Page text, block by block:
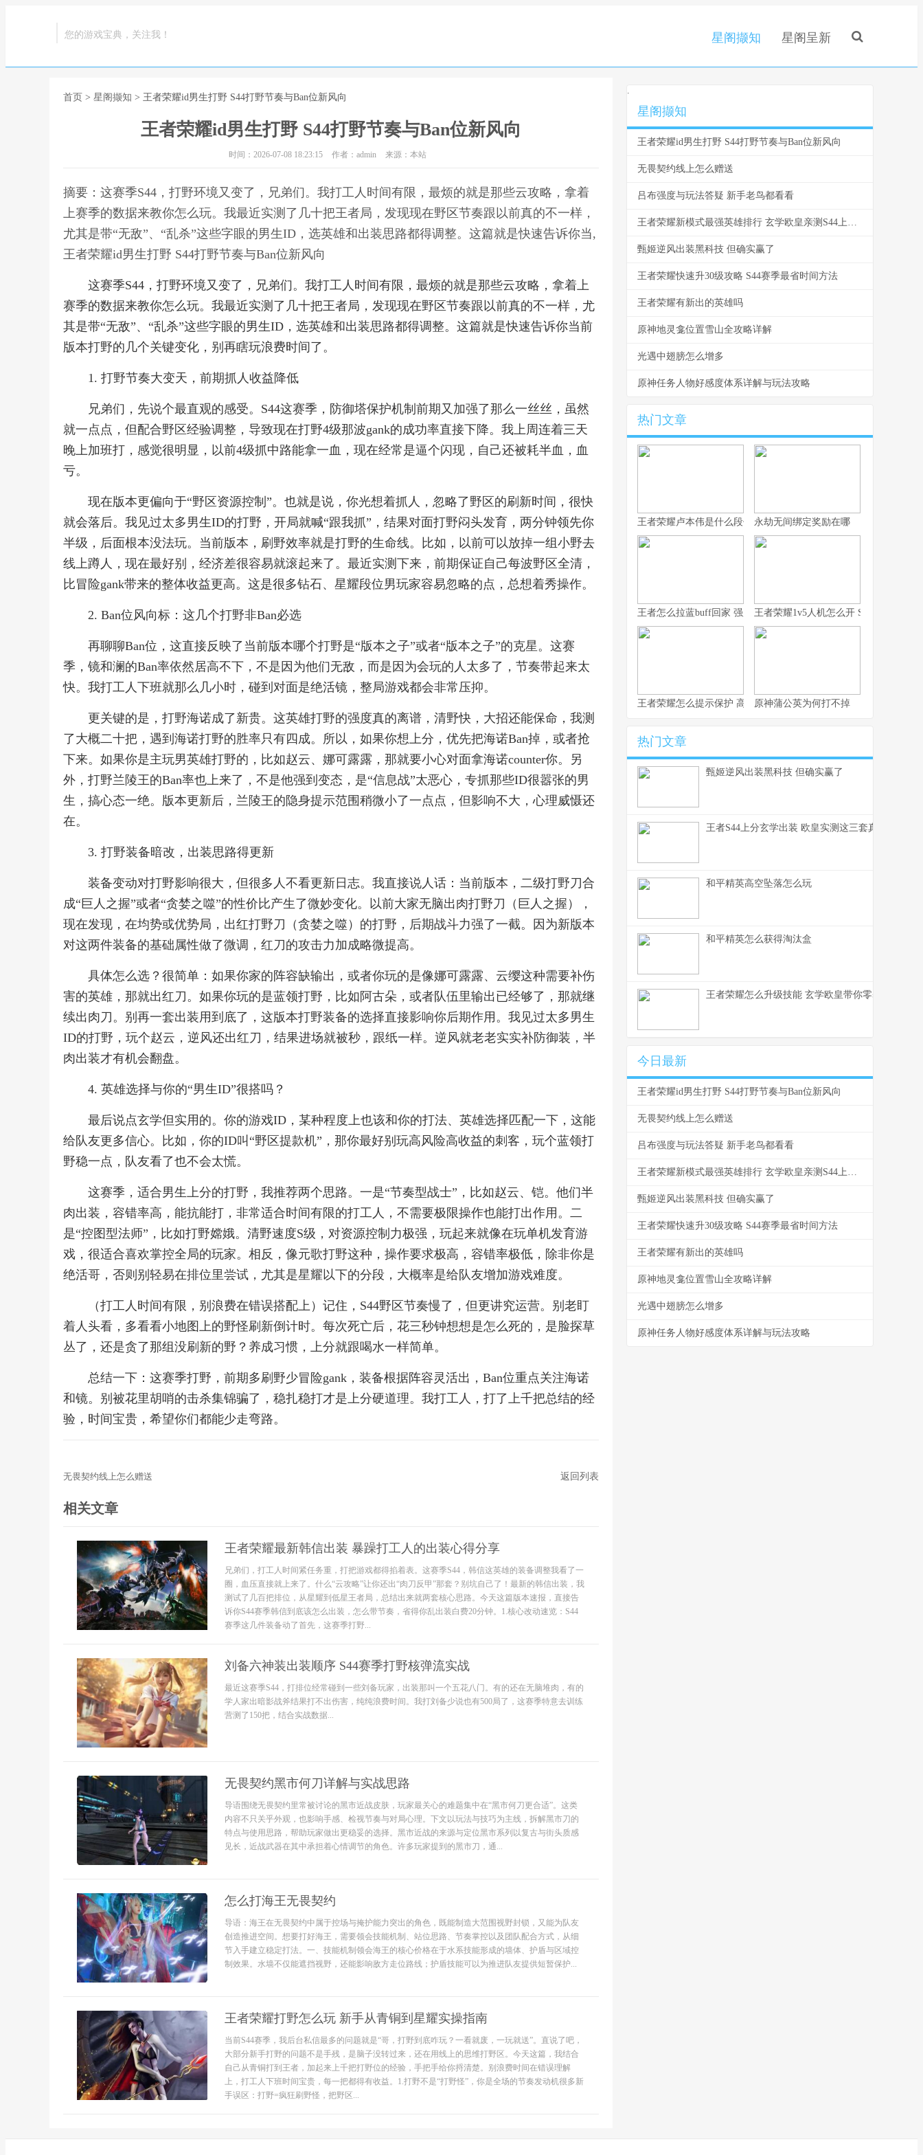
您的游戏宝典，关注我！ 星阁撷知 星阁呈新
首页 > 星阁撷知 > 王者荣耀id男生打野 S44打野节奏与Ban位新风向
王者荣耀id男生打野 S44打野节奏与Ban位新风向
时间：2026-07-08 18:23:15 作者：admin 来源：本站
摘要：这赛季S44，打野环境又变了，兄弟们。我打工人时间有限，最烦的就是那些云攻略，拿着
上赛季的数据来教你怎么玩。我最近实测了几十把王者局，发现现在野区节奏跟以前真的不一样，
尤其是带“无敌”、“乱杀”这些字眼的男生ID，选英雄和出装思路都得调整。这篇就是快速告诉你当,
王者荣耀id男生打野 S44打野节奏与Ban位新风向
这赛季S44，打野环境又变了，兄弟们。我打工人时间有限，最烦的就是那些云攻略，拿着上
赛季的数据来教你怎么玩。我最近实测了几十把王者局，发现现在野区节奏跟以前真的不一样，尤
其是带“无敌”、“乱杀”这些字眼的男生ID，选英雄和出装思路都得调整。这篇就是快速告诉你当前
版本打野的几个关键变化，别再瞎玩浪费时间了。
1. 打野节奏大变天，前期抓人收益降低
兄弟们，先说个最直观的感受。S44这赛季，防御塔保护机制前期又加强了那么一丝丝，虽然
就一点点，但配合野区经验调整，导致现在打野4级那波gank的成功率直接下降。我上周连着三天
晚上加班打，感觉很明显，以前4级抓中路能拿一血，现在经常是逼个闪现，自己还被耗半血，血
亏。
现在版本更偏向于“野区资源控制”。也就是说，你光想着抓人，忽略了野区的刷新时间，很快
就会落后。我见过太多男生ID的打野，开局就喊“跟我抓”，结果对面打野闷头发育，两分钟领先你
半级，后面根本没法玩。当前版本，刷野效率就是打野的生命线。比如，以前可以放掉一组小野去
线上蹲人，现在最好别，经济差很容易就滚起来了。最近实测下来，前期保证自己每波野区全清，
比冒险gank带来的整体收益更高。这是很多钻石、星耀段位男玩家容易忽略的点，总想着秀操作。
2. Ban位风向标：这几个打野非Ban必选
再聊聊Ban位，这直接反映了当前版本哪个打野是“版本之子”或者“版本之子”的克星。这赛
季，镜和澜的Ban率依然居高不下，不是因为他们无敌，而是因为会玩的人太多了，节奏带起来太
快。我打工人下班就那么几小时，碰到对面是绝活镜，整局游戏都会非常压抑。
更关键的是，打野海诺成了新贵。这英雄打野的强度真的离谱，清野快，大招还能保命，我测
了大概二十把，遇到海诺打野的胜率只有四成。所以，如果你想上分，优先把海诺Ban掉，或者抢
下来。如果你是主玩男英雄打野的，比如赵云、娜可露露，那就要小心对面拿海诺counter你。另
外，打野兰陵王的Ban率也上来了，不是他强到变态，是“信息战”太恶心，专抓那些ID很嚣张的男
生，搞心态一绝。版本更新后，兰陵王的隐身提示范围稍微小了一点点，但影响不大，心理威慑还
在。
3. 打野装备暗改，出装思路得更新
装备变动对打野影响很大，但很多人不看更新日志。我直接说人话：当前版本，二级打野刀合
成“巨人之握”或者“贪婪之噬”的性价比产生了微妙变化。以前大家无脑出肉打野刀（巨人之握），
现在发现，在均势或优势局，出红打野刀（贪婪之噬）的打野，后期战斗力强了一截。因为新版本
对这两件装备的基础属性做了微调，红刀的攻击力加成略微提高。
具体怎么选？很简单：如果你家的阵容缺输出，或者你玩的是像娜可露露、云缨这种需要补伤
害的英雄，那就出红刀。如果你玩的是蓝领打野，比如阿古朵，或者队伍里输出已经够了，那就继
续出肉刀。别再一套出装用到底了，这版本打野装备的选择直接影响你后期作用。我见过太多男生
ID的打野，玩个赵云，逆风还出红刀，结果进场就被秒，跟纸一样。逆风就老老实实补防御装，半
肉出装才有机会翻盘。
4. 英雄选择与你的“男生ID”很搭吗？
最后说点玄学但实用的。你的游戏ID，某种程度上也该和你的打法、英雄选择匹配一下，这能
给队友更多信心。比如，你的ID叫“野区提款机”，那你最好别玩高风险高收益的刺客，玩个蓝领打
野稳一点，队友看了也不会太慌。
这赛季，适合男生上分的打野，我推荐两个思路。一是“节奏型战士”，比如赵云、铠。他们半
肉出装，容错率高，能抗能打，非常适合时间有限的打工人，不需要极限操作也能打出作用。二
是“控图型法师”，比如打野嫦娥。清野速度S级，对资源控制力极强，玩起来就像在玩单机发育游
戏，很适合喜欢掌控全局的玩家。相反，像元歌打野这种，操作要求极高，容错率极低，除非你是
绝活哥，否则别轻易在排位里尝试，尤其是星耀以下的分段，大概率是给队友增加游戏难度。
（打工人时间有限，别浪费在错误搭配上）记住，S44野区节奏慢了，但更讲究运营。别老盯
着人头看，多看看小地图上的野怪刷新倒计时。每次死亡后，花三秒钟想想是怎么死的，是脸探草
丛了，还是贪了那组没刷新的野？养成习惯，上分就跟喝水一样简单。
总结一下：这赛季打野，前期多刷野少冒险gank，装备根据阵容灵活出，Ban位重点关注海诺
和镜。别被花里胡哨的击杀集锦骗了，稳扎稳打才是上分硬道理。我打工人，打了上千把总结的经
验，时间宝贵，希望你们都能少走弯路。
无畏契约线上怎么赠送 返回列表
相关文章
王者荣耀最新韩信出装 暴躁打工人的出装心得分享
兄弟们，打工人时间紧任务重，打把游戏都得掐着表。这赛季S44，韩信这英雄的装备调整我看了一
圈，血压直接就上来了。什么“云攻略”让你还出“肉刀反甲”那套？别坑自己了！最新的韩信出装，我
测试了几百把排位，从星耀到低星王者局，总结出来就两套核心思路。今天这篇版本速报，直接告
诉你S44赛季韩信到底该怎么出装，怎么带节奏，省得你乱出装白费20分钟。1.核心改动速览：S44
赛季这几件装备动了首先，这赛季打野...
刘备六神装出装顺序 S44赛季打野核弹流实战
最近这赛季S44，打排位经常碰到一些刘备玩家，出装那叫一个五花八门。有的还在无脑堆肉，有的
学人家出暗影战斧结果打不出伤害，纯纯浪费时间。我打刘备少说也有500局了，这赛季特意去训练
营测了150把，结合实战数据...
无畏契约黑市何刀详解与实战思路
导语围绕无畏契约里常被讨论的黑市近战皮肤，玩家最关心的难题集中在“黑市何刀更合适”。这类
内容不只关乎外观，也影响手感、检视节奏与对局心理。下文以玩法与技巧为主线，拆解黑市刀的
特点与使用思路，帮助玩家做出更稳妥的选择。黑市近战的来源与定位黑市系列以复古与街头质感
见长，近战武器在其中承担着心情调节的角色。许多玩家提到的黑市刀，通...
怎么打海王无畏契约
导语：海王在无畏契约中属于控场与掩护能力突出的角色，既能制造大范围视野封锁，又能为队友
创造推进空间。想要打好海王，需要领会技能机制、站位思路、节奏掌控以及团队配合方式，从细
节入手建立稳定打法。一、技能机制领会海王的核心价格在于水系技能形成的墙体、护盾与区域控
制效果。水墙不仅能遮挡视野，还能影响敌方走位路线；护盾技能可以为推进队友提供短暂保护...
王者荣耀打野怎么玩 新手从青铜到星耀实操指南
当前S44赛季，我后台私信最多的问题就是“哥，打野到底咋玩？一看就废，一玩就送”。直说了吧，
大部分新手打野的问题不是手残，是脑子没转过来，还在用线上的思维打野区。今天这篇，我结合
自己从青铜打到王者，加起来上千把打野位的经验，手把手给你捋清楚。别浪费时间在错误理解
上，打工人下班时间宝贵，每一把都得有收益。1.打野不是“打野怪”，你是全场的节奏发动机很多新
手误区：打野=疯狂刷野怪，把野区...
.
星阁撷知
王者荣耀id男生打野 S44打野节奏与Ban位新风向
无畏契约线上怎么赠送
吕布强度与玩法答疑 新手老鸟都看看
王者荣耀新模式最强英雄排行 玄学欧皇亲测S44上分密码
甄姬逆风出装黑科技 但确实赢了
王者荣耀快速升30级攻略 S44赛季最省时间方法
王者荣耀有新出的英雄吗
原神地灵龛位置雪山全攻略详解
光遇中翅膀怎么增多
原神任务人物好感度体系详解与玩法攻略
热门文章
王者荣耀卢本伟是什么段位 从数据看卢本伟的实战定位与上限
永劫无间绑定奖励在哪
王者怎么拉蓝buff回家 强度排行与拉野技巧全解析
王者荣耀1v5人机怎么开 S44赛季入口
王者荣耀怎么提示保护 高效局内沟通速成指南
原神蒲公英为何打不掉
热门文章
甄姬逆风出装黑科技 但确实赢了
王者S44上分玄学出装 欧皇实测这三套真的能赢
和平精英高空坠落怎么玩
和平精英怎么获得淘汰盒
王者荣耀怎么升级技能 玄学欧皇带你零基础入门
今日最新
王者荣耀id男生打野 S44打野节奏与Ban位新风向
无畏契约线上怎么赠送
吕布强度与玩法答疑 新手老鸟都看看
王者荣耀新模式最强英雄排行 玄学欧皇亲测S44上分密码
甄姬逆风出装黑科技 但确实赢了
王者荣耀快速升30级攻略 S44赛季最省时间方法
王者荣耀有新出的英雄吗
原神地灵龛位置雪山全攻略详解
光遇中翅膀怎么增多
原神任务人物好感度体系详解与玩法攻略